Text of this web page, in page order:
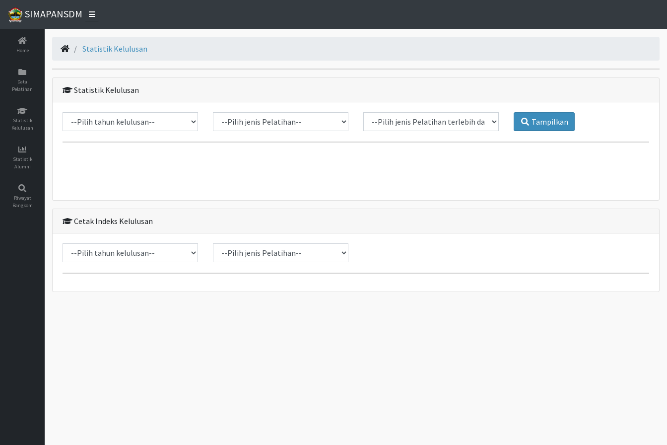
SIMAPANSDM
Home
Data
Pelatihan
Statistik
Kelulusan
Statistik
Alumni
Riwayat
Bangkom
Statistik Kelulusan
Statistik Kelulusan
Tampilkan
Cetak Indeks Kelulusan